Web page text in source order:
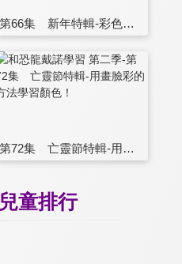
第66集 新年特輯-彩色的煙花
第72集 亡靈節特輯-用畫臉彩的方法學習顏色！
兒童排行